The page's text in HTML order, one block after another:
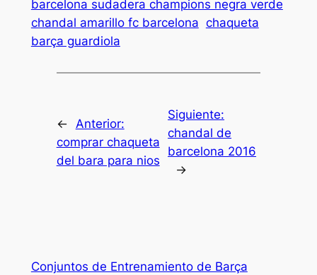
barcelona sudadera champions negra verde
chandal amarillo fc barcelona chaqueta
barça guardiola
←
Anterior:
comprar chaqueta
del bara para nios
Siguiente:
chandal de
barcelona 2016
→
Conjuntos de Entrenamiento de Barça